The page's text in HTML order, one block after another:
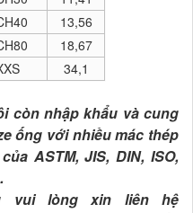
13,56
18,67
34,1
còn nhập khẩu và cung
ống với nhiều mác thép
ASTM, JIS, DIN, ISO,
vui lòng xin liên hệ